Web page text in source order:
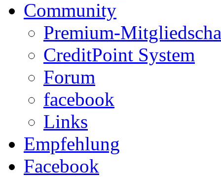
Community
Premium-
CreditPoint System
Forum
facebook
Links
Empfehlung
Facebook